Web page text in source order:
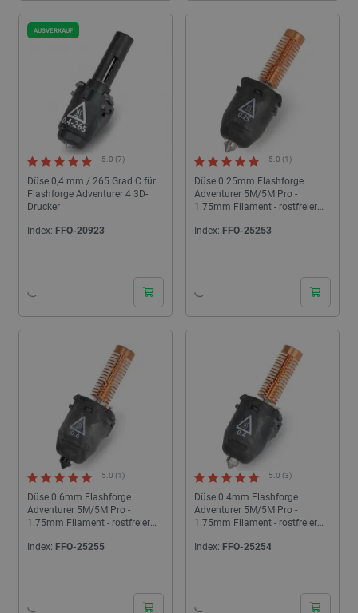
Düse 0,4 mm / 265 Grad C für
Flashforge Adventurer 4 3D-
Drucker
5.0 (7)
Index: FFO-20923
AUSVERKAUF
Düse 0.25mm Flashforge
Adventurer 5M/5M Pro -
1.75mm Filament - rostfreier
5.0 (1)
Index: FFO-25253
Düse 0.6mm Flashforge
Adventurer 5M/5M Pro -
1.75mm Filament - rostfreier
5.0 (1)
Index: FFO-25255
Düse 0.4mm Flashforge
Adventurer 5M/5M Pro -
1.75mm Filament - rostfreier
5.0 (3)
Index: FFO-25254